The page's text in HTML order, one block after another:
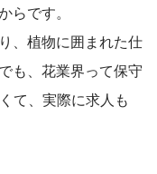
です。
、植物に囲まれた仕
も、花業界って保守
て、実際に求人も